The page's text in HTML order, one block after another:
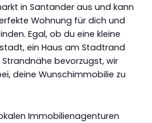
in Santander aus und kann
Wohnung für dich und
Egal, ob du eine kleine
ein Haus am Stadtrand
bevorzugst, wir
deine Wunschimmobilie zu
Immobilienagenturen